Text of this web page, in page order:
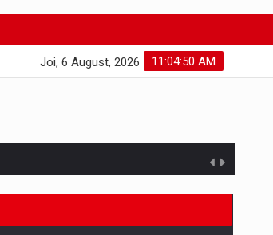
11:04:51 AM
Joi, 6 August, 2026